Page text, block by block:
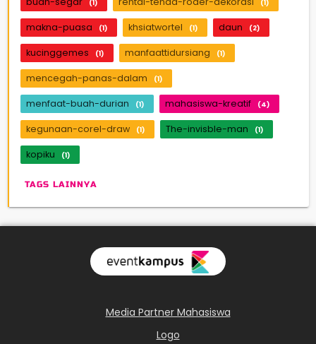
(1) (1)
makna-puasa (1) khsiatwortel (1) daun (2)
kucinggemes (1) manfaattidursiang (1)
mencegah-panas-dalam (1)
menfaat-buah-durian (1) mahasiswa-kreatif (4)
kegunaan-corel-draw (1) The-invisble-man (1)
kopiku (1)
TAGS LAINNYA
Media Partner Mahasiswa
Logo